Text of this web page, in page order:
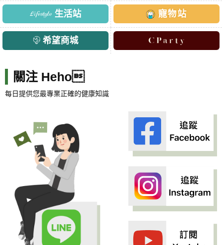
生活站 寵物站
希望商城
關注 Heho
每日提供您最專業正確的健康知識